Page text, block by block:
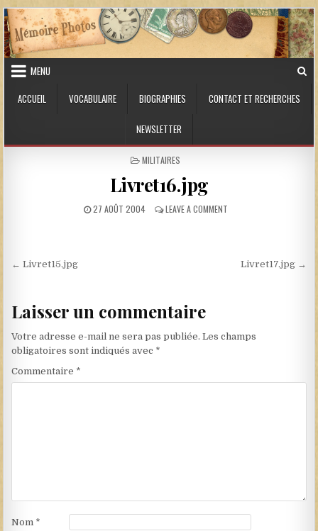
Skip to content
MENU
ACCUEIL
VOCABULAIRE BIOGRAPHIES CONTACT ET RECHERCHES
NEWSLETTER
POSTED IN
MILITAIRES
Livret16.jpg
PUBLISHED DATE:
27 AOÛT 2004 LEAVE A COMMENTON LIVRET16.JPG
Navigation de l’article
← Livret15.jpg Livret17.jpg →
Laisser un commentaire
Votre adresse e-mail ne sera pas publiée. Les champs
obligatoires sont indiqués avec *
Commentaire *
Nom *